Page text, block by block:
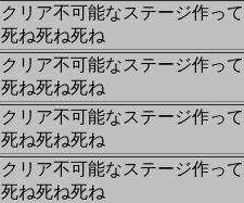
クリア不可能なステージ作っ
死ね死ね死ね
クリア不可能なステージ作っ
死ね死ね死ね
クリア不可能なステージ作っ
死ね死ね死ね
クリア不可能なステージ作っ
死ね死ね死ね